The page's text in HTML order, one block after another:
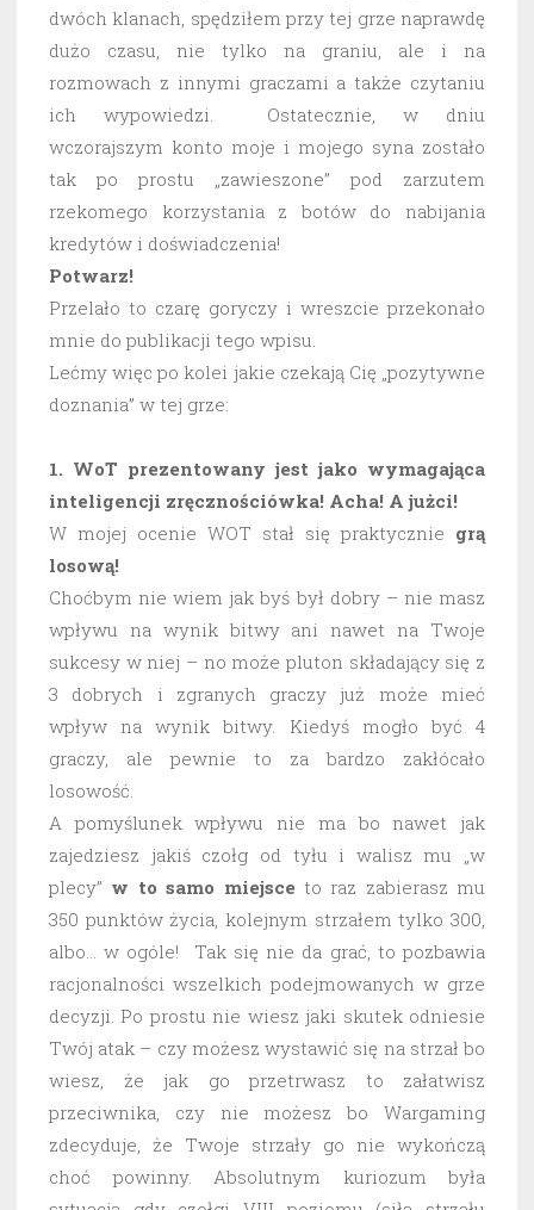
dwóch klanach, spędziłem przy tej grze naprawdę
dużo czasu, nie tylko na graniu, ale i na
rozmowach z innymi graczami a także czytaniu
ich wypowiedzi. Ostatecznie, w dniu
wczorajszym konto moje i mojego syna zostało
tak po prostu „zawieszone” pod zarzutem
rzekomego korzystania z botów do nabijania
kredytów i doświadczenia!
Potwarz!
Przelało to czarę goryczy i wreszcie przekonało
mnie do publikacji tego wpisu.
Lećmy więc po kolei jakie czekają Cię „pozytywne
doznania” w tej grze:
1. WoT prezentowany jest jako wymagająca
inteligencji zręcznościówka! Acha! A jużci!
W mojej ocenie WOT stał się praktycznie grą
losową!
Choćbym nie wiem jak byś był dobry – nie masz
wpływu na wynik bitwy ani nawet na Twoje
sukcesy w niej – no może pluton składający się z
3 dobrych i zgranych graczy już może mieć
wpływ na wynik bitwy. Kiedyś mogło być 4
graczy, ale pewnie to za bardzo zakłócało
losowość.
A pomyślunek wpływu nie ma bo nawet jak
zajedziesz jakiś czołg od tyłu i walisz mu „w
plecy” w to samo miejsce to raz zabierasz mu
350 punktów życia, kolejnym strzałem tylko 300,
albo… w ogóle! Tak się nie da grać, to pozbawia
racjonalności wszelkich podejmowanych w grze
decyzji. Po prostu nie wiesz jaki skutek odniesie
Twój atak – czy możesz wystawić się na strzał bo
wiesz, że jak go przetrwasz to załatwisz
przeciwnika, czy nie możesz bo Wargaming
zdecyduje, że Twoje strzały go nie wykończą
choć powinny. Absolutnym kuriozum była